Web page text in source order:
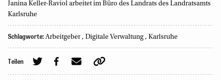
Janina Keller-Raviol arbeitet im Büro des Landrats des Landratsamts
Karlsruhe
Schlagworte: Arbeitgeber , Digitale Verwaltung , Karlsruhe
Teilen